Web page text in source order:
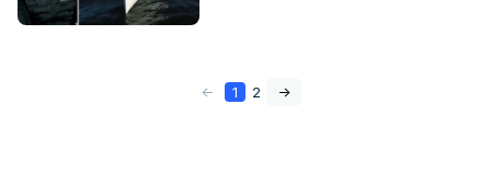
<- 1 2 ->